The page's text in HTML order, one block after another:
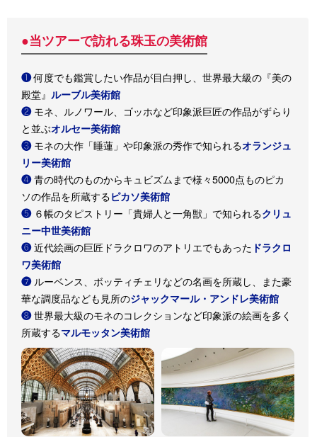
●当ツアーで訪れる珠玉の美術館
❶何度でも鑑賞したい作品が目白押し、世界最大級の『美の
殿堂』 ルーブル美術館
❷モネ、ルノワール、ゴッホなど印象派巨匠の作品がずらり
と並ぶオルセー美術館
❸モネの大作「睡蓮」や印象派の秀作で知られるオランジュ
リー美術館
❹青の時代のものからキュビズムまで様々5000点ものピカ
ソの作品を所蔵するピカソ美術館
❺６帳のタピストリー「貴婦人と一角獣」で知られるクリュ
ニー中世美術館
❻近代絵画の巨匠ドラクロワのアトリエでもあった ドラクロ
ワ美術館
❼ルーベンス、ボッティチェリなどの名画を所蔵し、また豪
華な調度品なども見所のジャックマール・アンドレ美術館
❽世界最大級のモネのコレクションなど印象派の絵画を多く
所蔵するマルモッタン美術館